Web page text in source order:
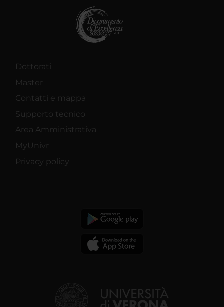
Dottorati
Master
Contatti e mappa
Supporto tecnico
Area Amministrativa
MyUnivr
Privacy policy